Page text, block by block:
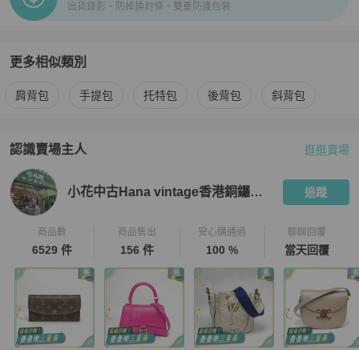
出貨錄影、防掉換封條、雙重防護包裝
更多相似類別
更多Louis Vuitton女包 相似商品推薦
肩背包 手提包 托特包 後背包 斜背包
認識賣場主人
PopChill 拍拍圈嚴選賣家 小花中古Hana vintage香港銅鑼灣店
逛逛賣場
小花中古Hana vintage香港銅鑼灣店 追蹤
商品數
6529 件
商品售出
156 件
安心購通過
100 %
聊聊回覆
當天回覆